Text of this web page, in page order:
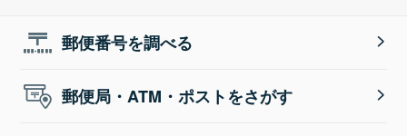
郵便番号を調べる
郵便局・ATM・ポストをさがす